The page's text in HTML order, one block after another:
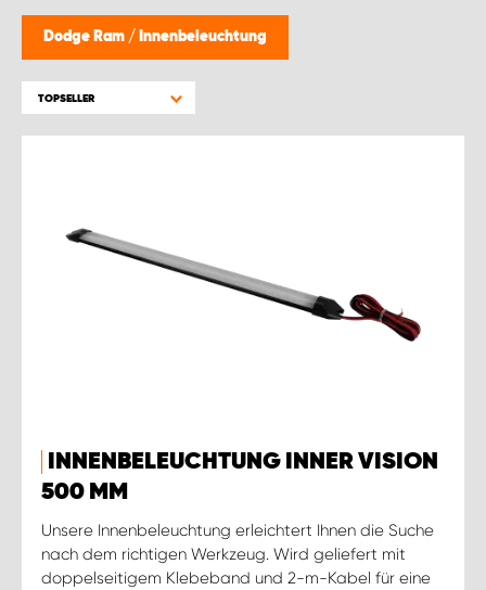
Dodge Ram / Innenbeleuchtung
TOPSELLER
INNENBELEUCHTUNG INNER VISION
500 MM
Unsere Innenbeleuchtung erleichtert Ihnen die Suche
nach dem richtigen Werkzeug. Wird geliefert mit
doppelseitigem Klebeband und 2-m-Kabel für eine
WORK SYSTEM MAGDEBURG
WORK SYSTEM ROSTOCK
WORK SYSTEM STUTTGART